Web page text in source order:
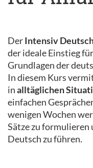
DerIntensiv
der ideale Einstieg
Grundlagen der
In diesem Kurs
inalltäglichen
einfachen
wenigen Wochen
Sätze zu formulieren
Deutsch zu führen.